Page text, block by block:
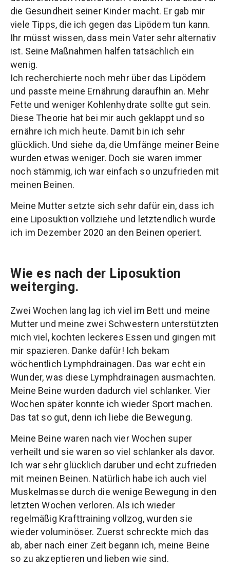
die Gesundheit seiner Kinder macht. Er gab mir
viele Tipps, die ich gegen das Lipödem tun kann.
Ihr müsst wissen, dass mein Vater sehr alternativ
ist. Seine Maßnahmen halfen tatsächlich ein
wenig.
Ich recherchierte noch mehr über das Lipödem
und passte meine Ernährung daraufhin an. Mehr
Fette und weniger Kohlenhydrate sollte gut sein.
Diese Theorie hat bei mir auch geklappt und so
ernähre ich mich heute. Damit bin ich sehr
glücklich. Und siehe da, die Umfänge meiner Beine
wurden etwas weniger. Doch sie waren immer
noch stämmig, ich war einfach so unzufrieden mit
meinen Beinen.
Meine Mutter setzte sich sehr dafür ein, dass ich
eine Liposuktion vollziehe und letztendlich wurde
ich im Dezember 2020 an den Beinen operiert.
Wie es nach der Liposuktion
weiterging.
Zwei Wochen lang lag ich viel im Bett und meine
Mutter und meine zwei Schwestern unterstützten
mich viel, kochten leckeres Essen und gingen mit
mir spazieren. Danke dafür! Ich bekam
wöchentlich Lymphdrainagen. Das war echt ein
Wunder, was diese Lymphdrainagen ausmachten.
Meine Beine wurden dadurch viel schlanker. Vier
Wochen später konnte ich wieder Sport machen.
Das tat so gut, denn ich liebe die Bewegung.
Meine Beine waren nach vier Wochen super
verheilt und sie waren so viel schlanker als davor.
Ich war sehr glücklich darüber und echt zufrieden
mit meinen Beinen. Natürlich habe ich auch viel
Muskelmasse durch die wenige Bewegung in den
letzten Wochen verloren. Als ich wieder
regelmäßig Krafttraining vollzog, wurden sie
wieder voluminöser. Zuerst schreckte mich das
ab, aber nach einer Zeit begann ich, meine Beine
so zu akzeptieren und lieben wie sind.